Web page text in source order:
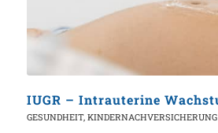
GESUNDHEIT, KINDERNACHVERSICHERUNG